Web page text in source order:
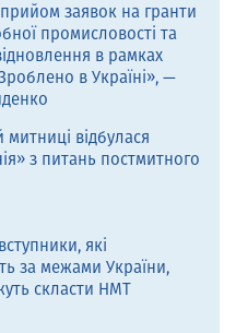
заявок на гранти
промисловості та
в рамках
в Україні», —
митниці відбулася
з питань постмитного
які
за межами України,
скласти НМТ